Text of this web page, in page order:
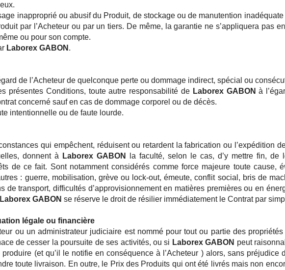
inapproprié ou abusif du Produit, de stockage ou de manutention
par l’Acheteur ou par un tiers. De même, la garantie ne s’appliquera pas
ou pour son compte.
Laborex GABON .
de l’Acheteur de quelconque perte ou dommage indirect, spécial ou
présentes Conditions, toute autre responsabilité de Laborex GABON à
concerné sauf en cas de dommage corporel ou de décès.
intentionnelle ou de faute lourde.
qui empêchent, réduisent ou retardent la fabrication ou l’expédition
donnent à Laborex GABON
la faculté, selon le cas, d’y mettre fin, de
de ce fait. Sont notamment considérés comme force majeure toute cause,
: guerre, mobilisation, grève ou lock-out, émeute, conflit social, bris de
transport, difficultés d’approvisionnement en matières premières ou en
Laborex GABON se réserve le droit de résilier immédiatement le Contrat par
légale ou financière
ou un administrateur judiciaire est nommé pour tout ou partie des
de cesser la poursuite de ses activités, ou si Laborex GABON peut
(et qu’il le notifie en conséquence à l’Acheteur ) alors, sans préjudice
toute livraison. En outre, le Prix des Produits qui ont été livrés mais non